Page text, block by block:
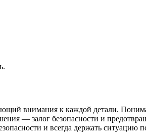
внимания к каждой детали.
— залог безопасности и
и всегда держать ситуацию